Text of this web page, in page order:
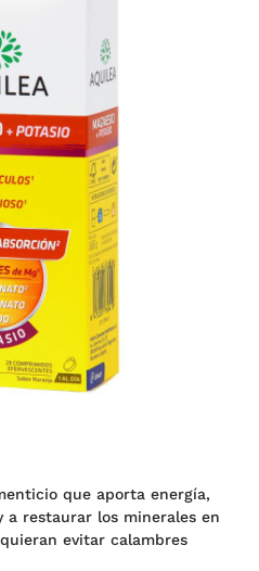
que aporta energía,
a restaurar los minerales en
evitar calambres